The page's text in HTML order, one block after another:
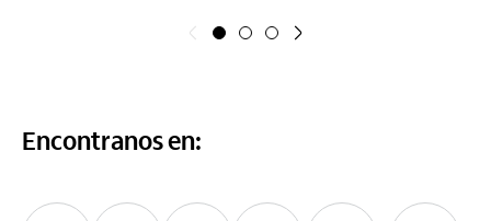
Encontranos en: